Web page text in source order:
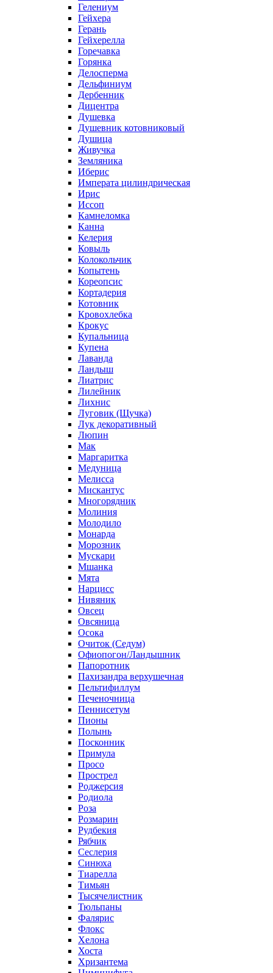
Гелениум
Гейхера
Герань
Гейхерелла
Горечавка
Горянка
Делосперма
Дельфиниум
Дербенник
Дицентра
Душевка
Душевник котовниковый
Душица
Живучка
Земляника
Иберис
Императа цилиндрическая
Ирис
Иссоп
Камнеломка
Канна
Келерия
Ковыль
Колокольчик
Копытень
Кореопсис
Кортадерия
Котовник
Кровохлебка
Крокус
Купальница
Купена
Лаванда
Ландыш
Лиатрис
Лилейник
Лихнис
Луговик (Щучка)
Лук декоративный
Люпин
Мак
Маргаритка
Медуница
Мелисса
Мискантус
Многорядник
Молиния
Молодило
Монарда
Морозник
Мускари
Мшанка
Мята
Нарцисс
Нивяник
Овсец
Овсяница
Осока
Очиток (Седум)
Офиопогон/Ландышник
Папоротник
Пахизандра верхушечная
Пельтифиллум
Печеночница
Пеннисетум
Пионы
Полынь
Посконник
Примула
Просо
Прострел
Роджерсия
Родиола
Роза
Розмарин
Рудбекия
Рябчик
Сеслерия
Синюха
Тиарелла
Тимьян
Тысячелистник
Тюльпаны
Фалярис
Флокс
Хелона
Хоста
Хризантема